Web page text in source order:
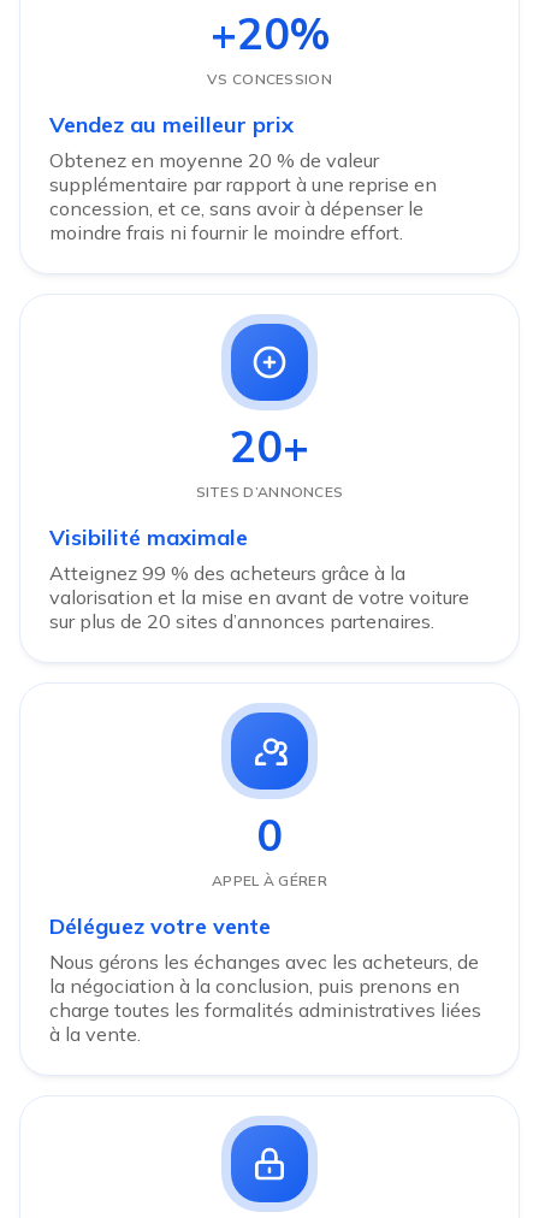
+20%
VS CONCESSION
Vendez au meilleur prix
Obtenez en moyenne 20 % de valeur
supplémentaire par rapport à une reprise en
concession, et ce, sans avoir à dépenser le
moindre frais ni fournir le moindre effort.
20+
SITES D’ANNONCES
Visibilité maximale
Atteignez 99 % des acheteurs grâce à la
valorisation et la mise en avant de votre voiture
sur plus de 20 sites d’annonces partenaires.
0
APPEL À GÉRER
Déléguez votre vente
Nous gérons les échanges avec les acheteurs, de
la négociation à la conclusion, puis prenons en
charge toutes les formalités administratives liées
à la vente.